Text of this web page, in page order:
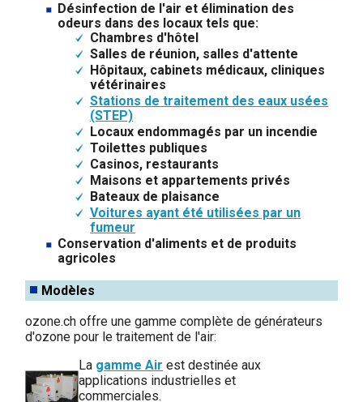
Désinfection de l'air et élimination des
odeurs dans des locaux tels que:
Chambres d'hôtel
Salles de réunion, salles d'attente
Hôpitaux, cabinets médicaux, cliniques
vétérinaires
Stations de traitement des eaux usées
(STEP)
Locaux endommagés par un incendie
Toilettes publiques
Casinos, restaurants
Maisons et appartements privés
Bateaux de plaisance
Voitures ayant été utilisées par un
fumeur
Conservation d'aliments et de produits
agricoles
Modèles
ozone.ch offre une gamme complète de générateurs
d'ozone pour le traitement de l'air:
La gamme Air est destinée aux
applications industrielles et
commerciales.